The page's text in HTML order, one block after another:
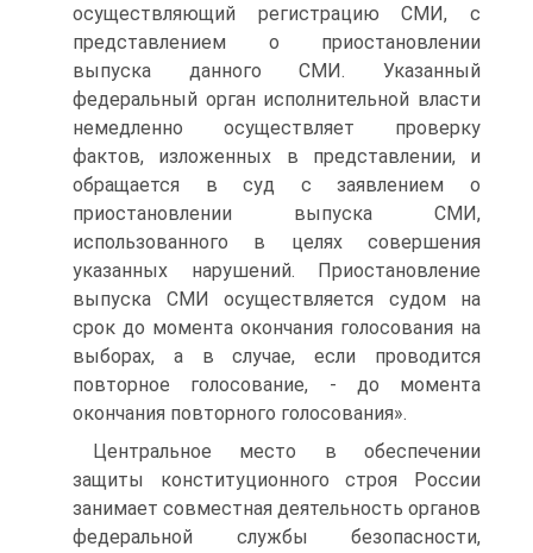
осуществляющий регистрацию СМИ, с
представлением о приостановлении
выпуска данного СМИ. Указанный
федеральный орган исполнительной власти
немедленно осуществляет проверку
фактов, изложенных в представлении, и
обращается в суд с заявлением о
приостановлении выпуска СМИ,
использованного в целях совершения
указанных нарушений. Приостановление
выпуска СМИ осуществляется судом на
срок до момента окончания голосования на
выборах, а в случае, если проводится
повторное голосование, - до момента
окончания повторного голосования».
Центральное место в обеспечении
защиты конституционного строя России
занимает совместная деятельность органов
федеральной службы безопасности,